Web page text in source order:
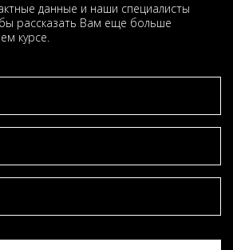
данные и наши специалисты
рассказать Вам еще больше
курсе.